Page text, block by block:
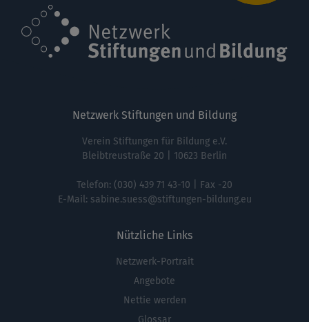
Netzwerk Stiftungen und Bildung
Verein Stiftungen für Bildung e.V.
Bleibtreustraße 20 | 10623 Berlin
Telefon: (030) 439 71 43-10 | Fax -20
E-Mail: sabine.suess@stiftungen-bildung.eu
Nützliche Links
Fußbereichsmenü
Netzwerk-Portrait
Angebote
Nettie werden
Glossar